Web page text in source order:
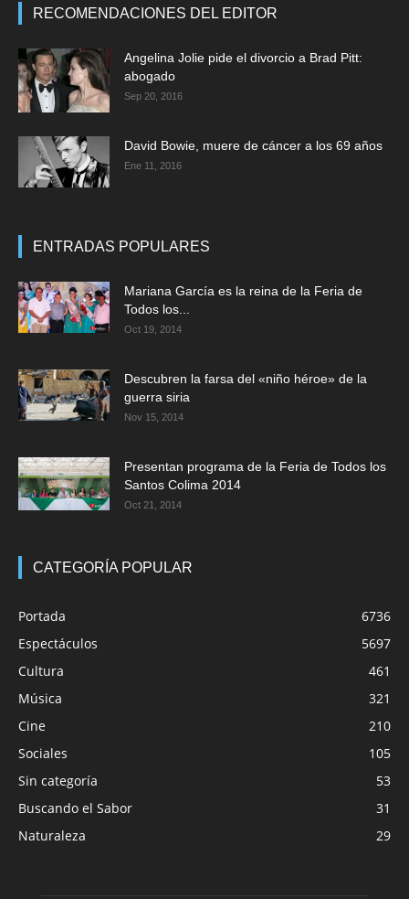
RECOMENDACIONES DEL EDITOR
Angelina Jolie pide el divorcio a Brad Pitt:
abogado
Sep 20, 2016
David Bowie, muere de cáncer a los 69 años
Ene 11, 2016
ENTRADAS POPULARES
Mariana García es la reina de la Feria de
Todos los...
Oct 19, 2014
Descubren la farsa del «niño héroe» de la
guerra siria
Nov 15, 2014
Presentan programa de la Feria de Todos los
Santos Colima 2014
Oct 21, 2014
CATEGORÍA POPULAR
Portada
6736
Espectáculos
5697
Cultura
461
Música
321
Cine
210
Sociales
105
Sin categoría
53
Buscando el Sabor
31
Naturaleza
29